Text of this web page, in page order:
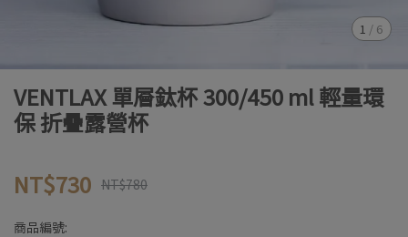
1 / 6
VENTLAX 單層鈦杯 300/450 ml 輕量環
保 折疊露營杯
NT$730 NT$780
商品編號: